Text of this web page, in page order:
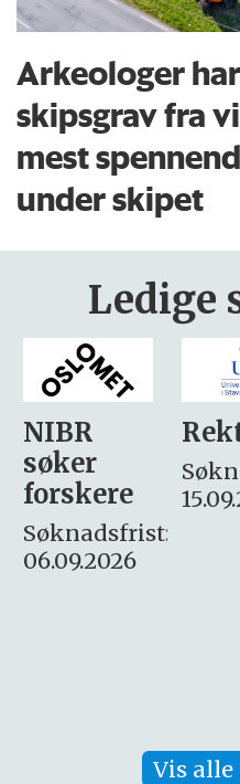
Arkeologer
skipsgrav fra
mest
under skipet
Ledige
Rektor
Søknadsfrist:
15.09.2026
Vis